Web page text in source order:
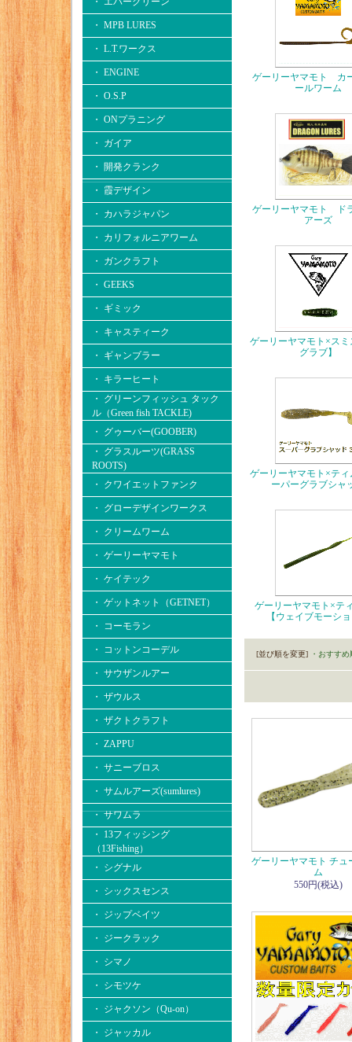
・ MPB LURES
・ L.T.ワークス
・ ENGINE
・ O.S.P
・ ONプラニング
・ ガイア
・ 開発クランク
・ 霞デザイン
・ カハラジャパン
・ カリフォルニアワーム
・ ガンクラフト
・ GEEKS
・ ギミック
・ キャスティーク
・ ギャンブラー
・ キラーヒート
・ グリーンフィッシュ タック
ル（Green fish TACKLE)
・ グゥーバー(GOOBER)
・ グラスルーツ(GRASS
ROOTS)
・ クワイエットファンク
・ グローデザインワークス
・ クリームワーム
・ ゲーリーヤマモト
・ ケイテック
・ ゲットネット（GETNET）
・ コーモラン
・ コットンコーデル
・ サウザンルアー
・ ザウルス
・ ザクトクラフト
・ ZAPPU
・ サニーブロス
・ サムルアーズ(sumlures)
・ サワムラ
・ 13フィッシング
（13Fishing）
・ シグナル
・ シックスセンス
・ ジップベイツ
・ ジークラック
・ シマノ
・ シモツケ
・ ジャクソン（Qu-on）
・ ジャッカル
ゲーリーヤマモト カ
ールワーム
ゲーリーヤマモト ド
アーズ
ゲーリーヤマモト×スミ
グラブ】
ゲーリーヤマモト×テ
ーパーグラブシャ
ゲーリーヤマモト×
【ウェイブモーシ
[並び順を変更] ・おすすめ
ゲーリーヤマモト チュ
ム
550円(税込)